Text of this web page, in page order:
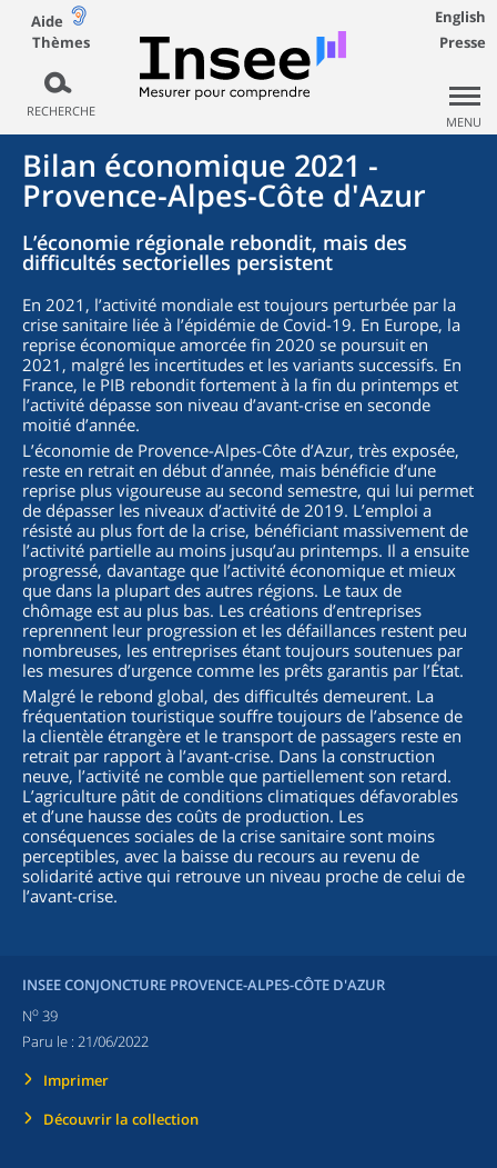
Aide
Thèmes
RECHERCHE
English
Presse
MENU
Bilan économique 2021 -
Provence-Alpes-Côte d'Azur
L’économie régionale rebondit, mais des
difficultés sectorielles persistent
En 2021, l’activité mondiale est toujours perturbée par la
crise sanitaire liée à l’épidémie de Covid-19. En Europe, la
reprise économique amorcée fin 2020 se poursuit en
2021, malgré les incertitudes et les variants successifs. En
France, le PIB rebondit fortement à la fin du printemps et
l’activité dépasse son niveau d’avant-crise en seconde
moitié d’année.
L’économie de Provence-Alpes-Côte d’Azur, très exposée,
reste en retrait en début d’année, mais bénéficie d’une
reprise plus vigoureuse au second semestre, qui lui permet
de dépasser les niveaux d’activité de 2019. L’emploi a
résisté au plus fort de la crise, bénéficiant massivement de
l’activité partielle au moins jusqu’au printemps. Il a ensuite
progressé, davantage que l’activité économique et mieux
que dans la plupart des autres régions. Le taux de
chômage est au plus bas. Les créations d’entreprises
reprennent leur progression et les défaillances restent peu
nombreuses, les entreprises étant toujours soutenues par
les mesures d’urgence comme les prêts garantis par l’État.
Malgré le rebond global, des difficultés demeurent. La
fréquentation touristique souffre toujours de l’absence de
la clientèle étrangère et le transport de passagers reste en
retrait par rapport à l’avant-crise. Dans la construction
neuve, l’activité ne comble que partiellement son retard.
L’agriculture pâtit de conditions climatiques défavorables
et d’une hausse des coûts de production. Les
conséquences sociales de la crise sanitaire sont moins
perceptibles, avec la baisse du recours au revenu de
solidarité active qui retrouve un niveau proche de celui de
l’avant-crise.
INSEE CONJONCTURE PROVENCE-ALPES-CÔTE D'AZUR
No 39
Paru le : 21/06/2022
Imprimer
Découvrir la collection